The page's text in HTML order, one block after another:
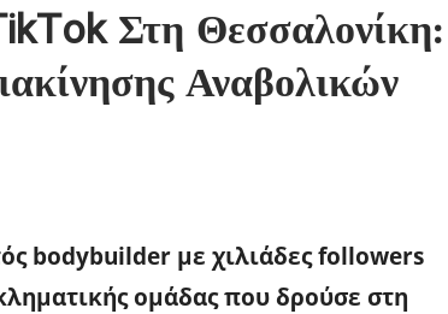
Στη Θεσσαλονίκη:
Αναβολικών
bodybuilder με χιλιάδες followers
ομάδας που δρούσε στη